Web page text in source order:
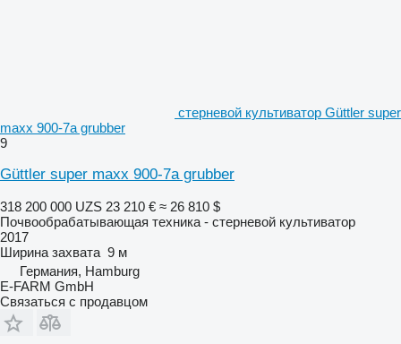
стерневой культиватор Güttler super
maxx 900-7a grubber
9
Güttler super maxx 900-7a grubber
318 200 000 UZS 23 210 € ≈ 26 810 $
Почвообрабатывающая техника - стерневой культиватор
2017
Ширина захвата 9 м
Германия, Hamburg
E-FARM GmbH
Связаться с продавцом